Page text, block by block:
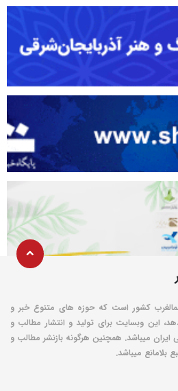
کشور است که حوزه های متنوع خبر و
این وبسایت برای تولید و انتشار مطالب و
ایران میباشد. همچنین هرگونه بازنشر مطالب و
بلامانع میباشد.